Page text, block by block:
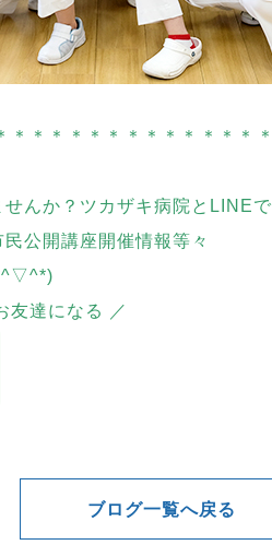
＊＊＊＊＊＊＊＊＊＊＊＊＊
せんか？ツカザキ病院と
公開講座開催情報等々
友達になる ／
ブログ一覧へ戻る